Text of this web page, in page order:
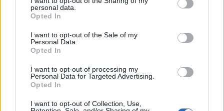
personal data.
Opted In
I want to opt-out of the Sale of my
Personal Data.
Opted In
I want to opt-out of processing my
Personal Data for Targeted Advertising.
Opted In
I want to opt-out of Collection, Use,
frais et confortable pendant l’été.
mesure de maintenir une température agréable chez
vous de façon naturelle et économique.
N’hésitez pas à partager ces astuces avec vos amis et
votre famille, et à découvrir de nouvelles façons de
garder votre maison fraîche.